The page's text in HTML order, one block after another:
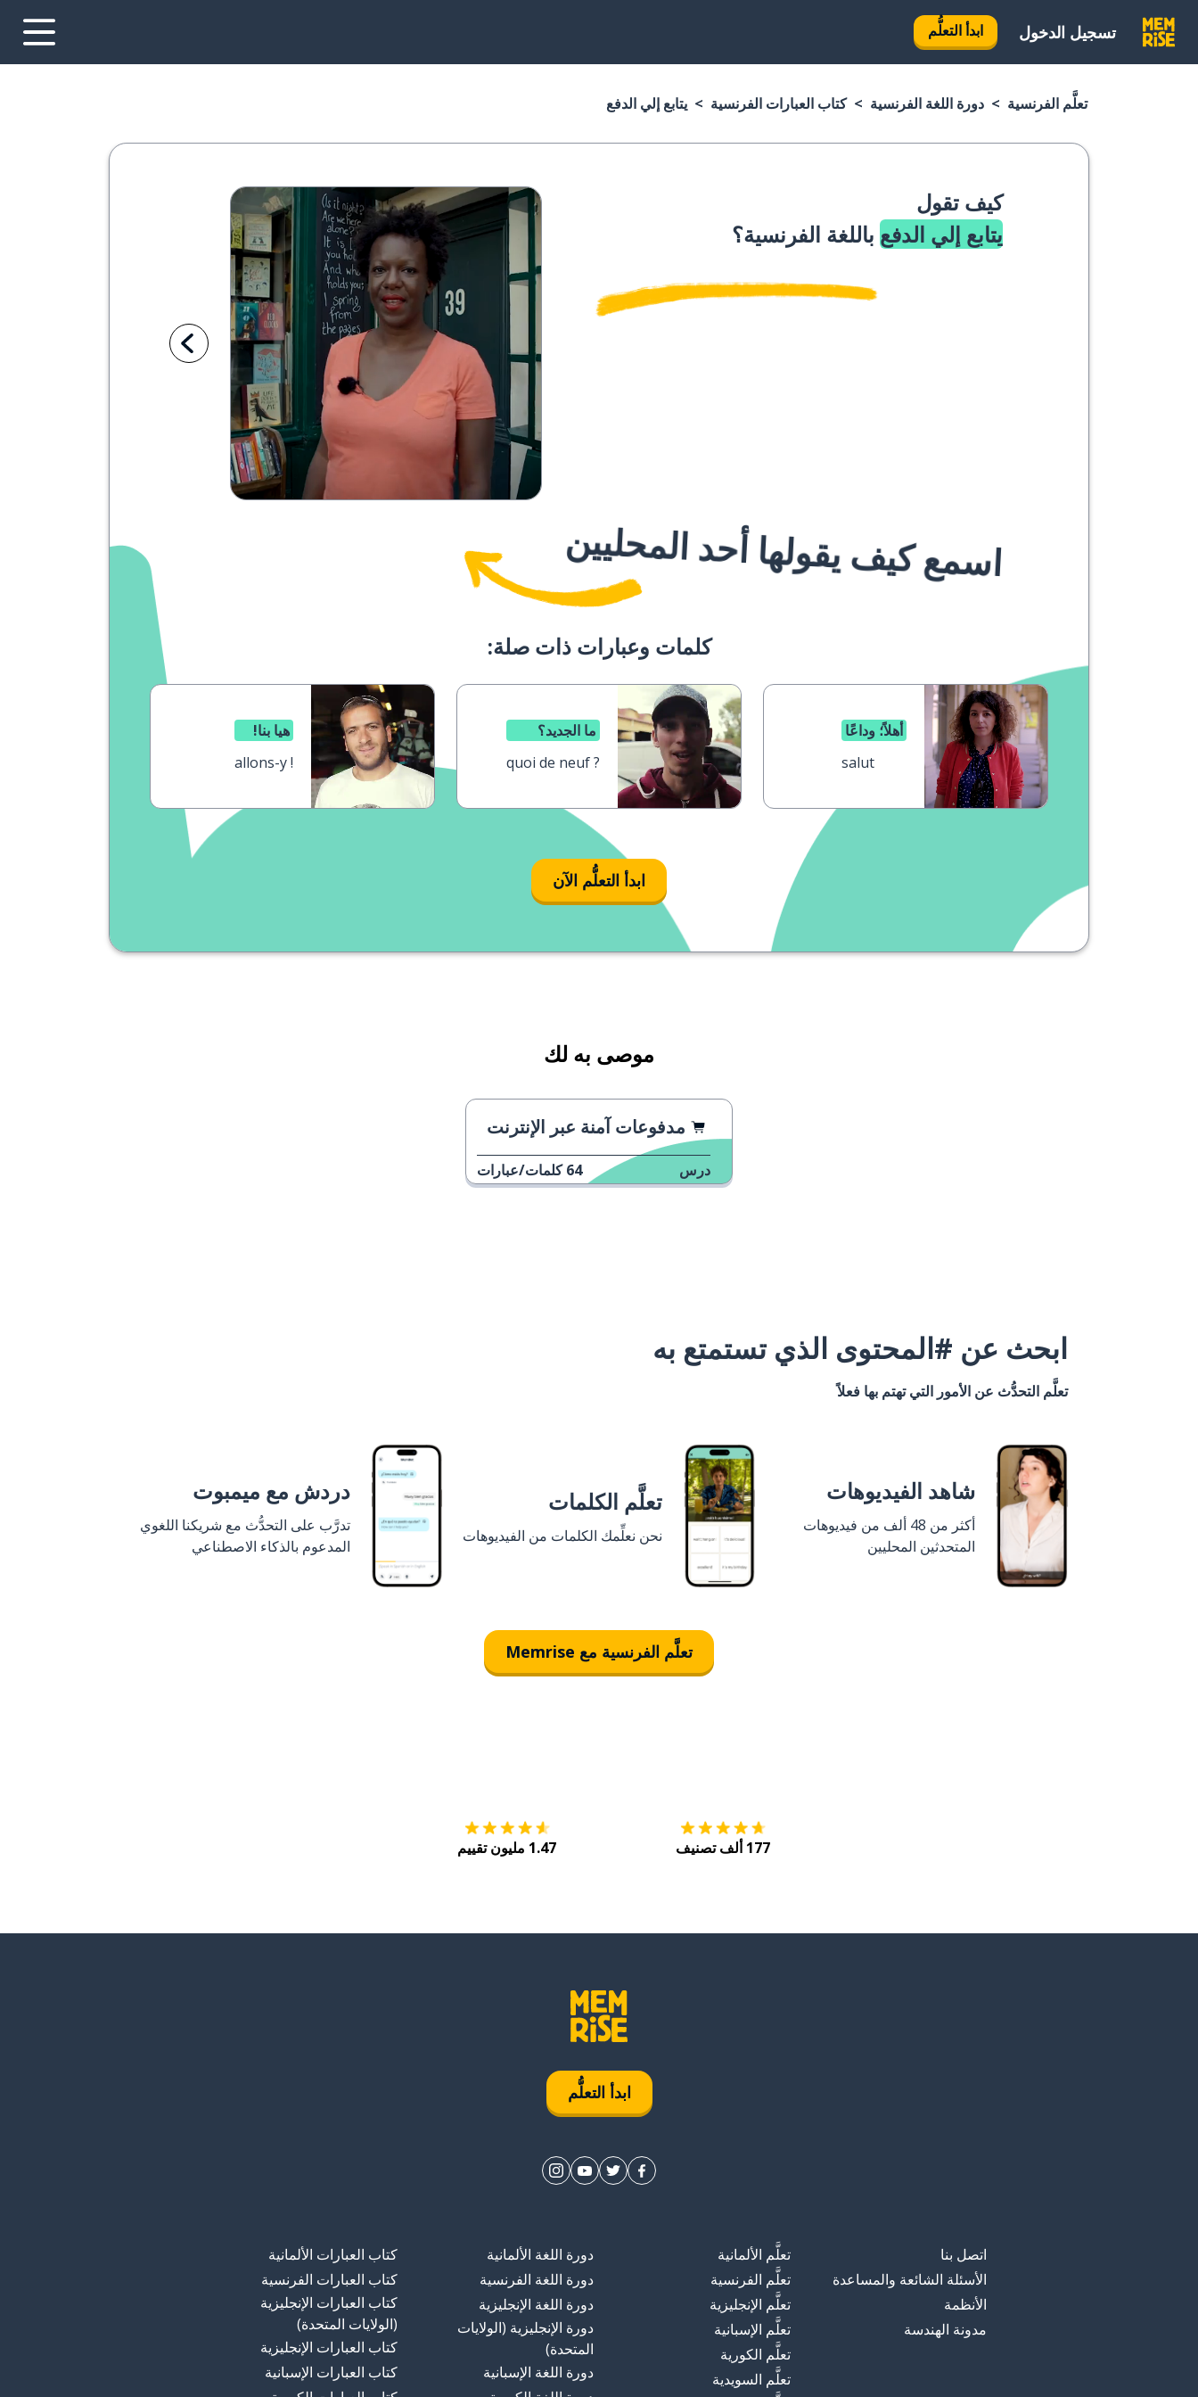
تسجيل الدخول ابدأ التعلُّم
تعلَّم الفرنسية دورة اللغة الفرنسية كتاب العبارات الفرنسية يتابع إلي الدفع
كيف تقول
يتابع إلي الدفع باللغة الفرنسية؟
اسمع كيف يقولها أحد المحليين
كلمات وعبارات ذات صلة:
أهلاً؛ وداعًا
salut
ما الجديد؟
quoi de neuf ?
هيا بنا!
allons-y !
ابدأ التعلُّم الآن
موصى به لك
مدفوعات آمنة عبر الإنترنت
درس 64 كلمات/عبارات
ابحث عن #المحتوى الذي تستمتع به
تعلَّم التحدُّث عن الأمور التي تهتم بها فعلاً
شاهد الفيديوهات
أكثر من 48 ألف من فيديوهات
المتحدثين المحليين
تعلَّم الكلمات
نحن نعلِّمك الكلمات من الفيديوهات
دردش مع ميمبوت
تدرَّب على التحدُّث مع شريكنا اللغوي
المدعوم بالذكاء الاصطناعي
تعلَّم الفرنسية مع Memrise
177 ألف تصنيف 1.47 مليون تقييم
ابدأ التعلُّم
اتصل بنا
الأسئلة الشائعة والمساعدة
الأنظمة
مدونة الهندسة
تعلَّم الألمانية
تعلَّم الفرنسية
تعلَّم الإنجليزية
تعلَّم الإسبانية
تعلَّم الكورية
تعلَّم السويدية
دورة اللغة الألمانية
دورة اللغة الفرنسية
دورة اللغة الإنجليزية
دورة الإنجليزية (الولايات
المتحدة)
دورة اللغة الإسبانية
كتاب العبارات الألمانية
كتاب العبارات الفرنسية
كتاب العبارات الإنجليزية
(الولايات المتحدة)
كتاب العبارات الإنجليزية
كتاب العبارات الإسبانية